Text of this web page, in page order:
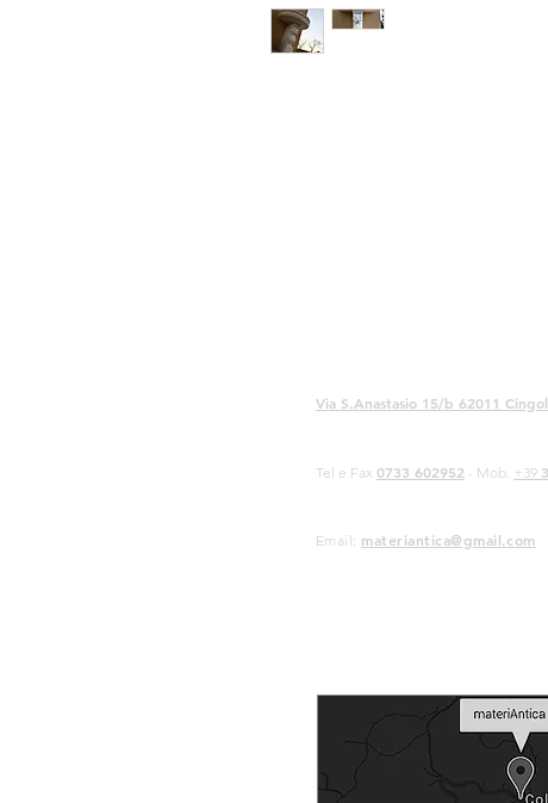
Via S.Anastasio 15/b 62011
Tel e Fax 0733 602952 - Mob. +39
Email: materiantica@gmail.com